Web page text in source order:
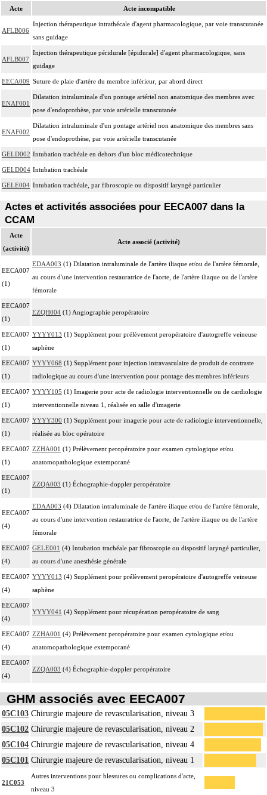
Acte Acte incompatible
AFLB006
Injection thérapeutique intrathécale d'agent pharmacologique, par voie transcutanée
sans guidage
AFLB007
Injection thérapeutique péridurale [épidurale] d'agent pharmacologique, sans
guidage
EECA009 Suture de plaie d'artère du membre inférieur, par abord direct
ENAF001
Dilatation intraluminale d'un pontage artériel non anatomique des membres avec
pose d'endoprothèse, par voie artérielle transcutanée
ENAF002
Dilatation intraluminale d'un pontage artériel non anatomique des membres sans
pose d'endoprothèse, par voie artérielle transcutanée
GELD002 Intubation trachéale en dehors d'un bloc médicotechnique
GELD004 Intubation trachéale
GELE004 Intubation trachéale, par fibroscopie ou dispositif laryngé particulier
Actes et activités associées pour EECA007 dans la
CCAM
Acte
(activité)
Acte associé (activité)
EECA007
(1)
EDAA003 (1) Dilatation intraluminale de l'artère iliaque et/ou de l'artère fémorale,
au cours d'une intervention restauratrice de l'aorte, de l'artère iliaque ou de l'artère
fémorale
EECA007
(1)
EZQH004 (1) Angiographie peropératoire
EECA007
(1)
YYYY013 (1) Supplément pour prélèvement peropératoire d'autogreffe veineuse
saphène
EECA007
(1)
YYYY068 (1) Supplément pour injection intravasculaire de produit de contraste
radiologique au cours d'une intervention pour pontage des membres inférieurs
EECA007
(1)
YYYY105 (1) Imagerie pour acte de radiologie interventionnelle ou de cardiologie
interventionnelle niveau 1, réalisée en salle d'imagerie
EECA007
(1)
YYYY300 (1) Supplément pour imagerie pour acte de radiologie interventionnelle,
réalisée au bloc opératoire
EECA007
(1)
ZZHA001 (1) Prélèvement peropératoire pour examen cytologique et/ou
anatomopathologique extemporané
EECA007
(1)
ZZQA003 (1) Échographie-doppler peropératoire
EECA007
(4)
EDAA003 (4) Dilatation intraluminale de l'artère iliaque et/ou de l'artère fémorale,
au cours d'une intervention restauratrice de l'aorte, de l'artère iliaque ou de l'artère
fémorale
EECA007
(4)
GELE001 (4) Intubation trachéale par fibroscopie ou dispositif laryngé particulier,
au cours d'une anesthésie générale
EECA007
(4)
YYYY013 (4) Supplément pour prélèvement peropératoire d'autogreffe veineuse
saphène
EECA007
(4)
YYYY041 (4) Supplément pour récupération peropératoire de sang
EECA007
(4)
ZZHA001 (4) Prélèvement peropératoire pour examen cytologique et/ou
anatomopathologique extemporané
EECA007
(4)
ZZQA003 (4) Échographie-doppler peropératoire
GHM associés avec EECA007
05C103 Chirurgie majeure de revascularisation, niveau 3
05C102 Chirurgie majeure de revascularisation, niveau 2
05C104 Chirurgie majeure de revascularisation, niveau 4
05C101 Chirurgie majeure de revascularisation, niveau 1
21C053
Autres interventions pour blessures ou complications d'acte,
niveau 3